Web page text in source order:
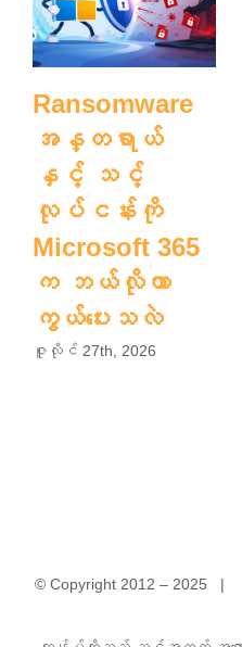
Ransomware
အန္တရာယ်
နှင့် သင့်
လုပ်ငန်းကို
Microsoft 365
က ဘယ်လိုကာ
ကွယ်ပေးသလဲ
ဇူလိုင် 27th, 2026
© Copyright 2012 – 2025 |